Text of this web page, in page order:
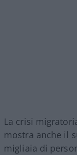
La crisi
mostra anche il
migliaia di